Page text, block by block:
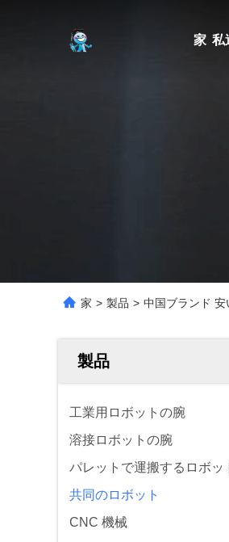
家 私
家 > 製品 > 中国ブランド
製品
工業用ロボットの腕
溶接ロボットの腕
パレットで運搬するロボッ
共同のロボット
CNC 機械